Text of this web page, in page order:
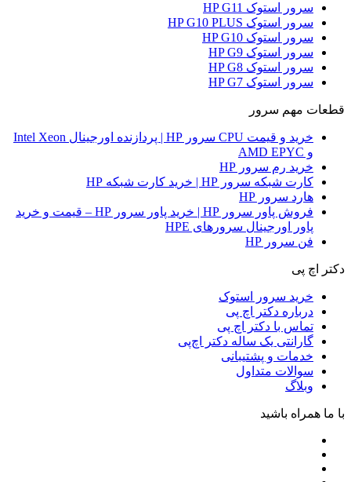
سرور استوک HP G11
سرور استوک HP G10 PLUS
سرور استوک HP G10
سرور استوک HP G9
سرور استوک HP G8
سرور استوک HP G7
قطعات مهم سرور
خرید و قیمت CPU سرور HP | پردازنده اورجینال Intel Xeon
و AMD EPYC
خرید رم سرور HP
کارت شبکه سرور HP | خرید کارت شبکه HP
هارد سرور HP
فروش پاور سرور HP | خرید پاور سرور HP – قیمت و خرید
پاور اورجینال سرورهای HPE
فن سرور HP
دکتر اچ پی
خرید سرور استوک
درباره دکتر اچ پی
تماس با دکتر اچ پی
گارانتی یک ساله دکتر اچ‌پی
خدمات و پشتیبانی
سوالات متداول
وبلاگ
با ما همراه باشید